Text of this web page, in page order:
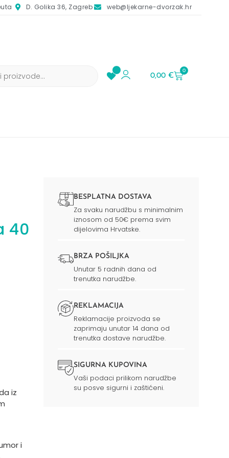
D. Golika 36, Zagreb web@ljekarne-dvorzak.hr
0,00€
0
40
iz
i
BESPLATNA DOSTAVA
Za svaku narudžbu s minimalnim
iznosom od 50€ prema svim
dijelovima Hrvatske.
BRZA POŠILJKA
Unutar 5 radnih dana od
trenutka narudžbe.
REKLAMACIJA
Reklamacije proizvoda se
zaprimaju unutar 14 dana od
trenutka dostave narudžbe.
SIGURNA KUPOVINA
Vaši podaci prilikom narudžbe
su posve sigurni i zaštićeni.